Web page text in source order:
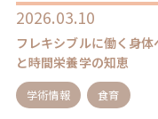
2026.03.10
フレキシブルに働く身
と時間栄養学の知恵
学術情報 食育